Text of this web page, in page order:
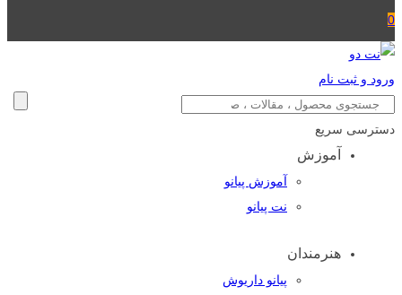
0
ورود و ثبت نام
دسترسی سریع
آموزش
آموزش پیانو
نت پیانو
هنرمندان
پیانو داریوش